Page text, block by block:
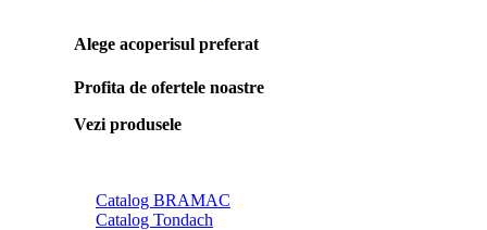
Alege acoperisul preferat
Profita de ofertele noastre
Vezi produsele
Catalog BRAMAC
Catalog Tondach